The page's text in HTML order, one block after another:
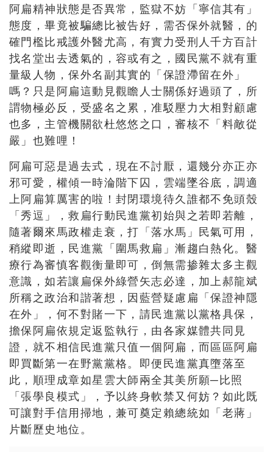
阿扁精神狀態是否異常，監獄不妨「寧信其有」
態度，畢竟被騙總比被告好，需否保外就醫，的
確門檻比戒護外醫尤高，有實力受刑人千方百計
找名堂出去透氣的，容或有之，國民黨不就有重
量級人物，保外名副其實的「保證滯留在外」
嗎？只是阿扁這動見觀瞻人士關係好過頭了，所
謂物極必反，受盛名之累，准駁壓力大相對顧慮
也多，主管機關欲杜悠悠之口，審核不「料敵從
嚴」也難哩！
阿扁可惡是過去式，現在不討厭，還幾分亦正亦
邪可愛，權傾一時淪階下囚，雲端墜谷底，調適
上阿扁算厲害的啦！封閉環境待久誰都不免頭殼
「秀逗」，救扁行動民進黨初始與之若即若離，
隨著爾來馬政權走衰，打「落水馬」民氣可用，
稍縱即逝，民進黨「圍馬救扁」漸趨白熱化。醫
療行為審慎客觀衡量即可，倒無需掺雜太多主觀
意識，如若讓扁保外綠營矢志必達，加上郝龍斌
所稱之政治和諧著想，因藍營疑慮扁「保證神隱
在外」，何不對賭一下，請民進黨以黨格具保，
擔保阿扁依規定返監執行，由各家媒體共同見
證，就不相信民進黨只值一個阿扁，而區區阿扁
即買斷第一在野黨黨格。即便民進黨真墮落至
此，順理成章如星雲大師兩全其美所願─比照
「張學良模式」，予以終身軟禁又何妨？如此既
可讓對手信用掃地，兼可奠定賴總統如「老蔣」
片斷歷史地位。